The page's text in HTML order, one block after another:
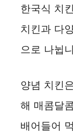
한국식 치
치킨과 다
으로 나뉩
양념 치킨
해 매콤달
배어들어